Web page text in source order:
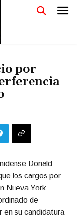
por
Donald
los cargos por
Nueva York
de
en su candidatura